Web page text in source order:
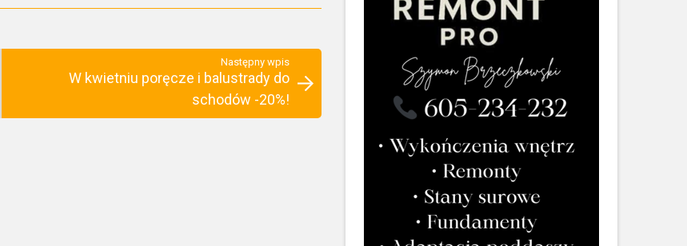
Następny wpis
W kwietniu poręcze i balustrady do
schodów -20%!